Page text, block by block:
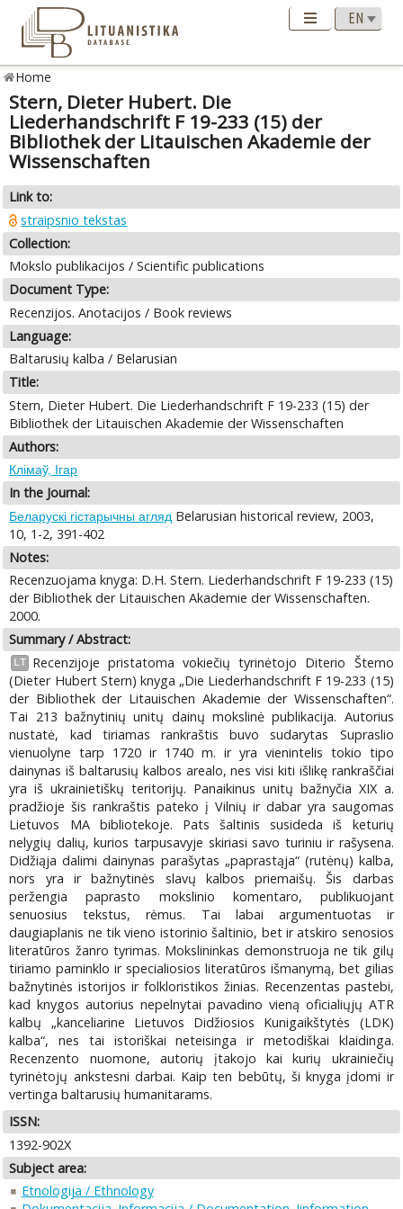
Home
Stern, Dieter Hubert. Die
Liederhandschrift F 19-233 (15) der
Bibliothek der Litauischen Akademie der
Wissenschaften
Link to:
straipsnio tekstas
Collection:
Mokslo publikacijos / Scientific publications
Document Type:
Recenzijos. Anotacijos / Book reviews
Language:
Baltarusių kalba / Belarusian
Title:
Stern, Dieter Hubert. Die Liederhandschrift F 19-233 (15) der
Bibliothek der Litauischen Akademie der Wissenschaften
Authors:
Клімаў, Ігар
In the Journal:
Беларускі гістарычны агляд Belarusian historical review, 2003,
10, 1-2, 391-402
Notes:
Recenzuojama knyga: D.H. Stern. Liederhandschrift F 19-233 (15)
der Bibliothek der Litauischen Akademie der Wissenschaften.
2000.
Summary / Abstract:
LT
Recenzijoje pristatoma vokiečių tyrinėtojo Diterio Šterno
(Dieter Hubert Stern) knyga „Die Liederhandschrift F 19-233 (15)
der Bibliothek der Litauischen Akademie der Wissenschaften“.
Tai 213 bažnytinių unitų dainų mokslinė publikacija. Autorius
nustatė, kad tiriamas rankraštis buvo sudarytas Supraslio
vienuolyne tarp 1720 ir 1740 m. ir yra vienintelis tokio tipo
dainynas iš baltarusių kalbos arealo, nes visi kiti išlikę rankraščiai
yra iš ukrainietiškų teritorijų. Panaikinus unitų bažnyčia XIX a.
pradžioje šis rankraštis pateko į Vilnių ir dabar yra saugomas
Lietuvos MA bibliotekoje. Pats šaltinis susideda iš keturių
nelygių dalių, kurios tarpusavyje skiriasi savo turiniu ir rašysena.
Didžiąja dalimi dainynas parašytas „paprastąja“ (rutėnų) kalba,
nors yra ir bažnytinės slavų kalbos priemaišų. Šis darbas
peržengia paprasto mokslinio komentaro, publikuojant
senuosius tekstus, rėmus. Tai labai argumentuotas ir
daugiaplanis ne tik vieno istorinio šaltinio, bet ir atskiro senosios
literatūros žanro tyrimas. Mokslininkas demonstruoja ne tik gilų
tiriamo paminklo ir specialiosios literatūros išmanymą, bet gilias
bažnytinės istorijos ir folkloristikos žinias. Recenzentas pastebi,
kad knygos autorius nepelnytai pavadino vieną oficialiųjų ATR
kalbų „kanceliarine Lietuvos Didžiosios Kunigaikštytės (LDK)
kalba“, nes tai istoriškai neteisinga ir metodiškai klaidinga.
Recenzento nuomone, autorių įtakojo kai kurių ukrainiečių
tyrinėtojų ankstesni darbai. Kaip ten bebūtų, ši knyga įdomi ir
vertinga baltarusių humanitarams.
ISSN:
1392-902X
Subject area:
Etnologija / Ethnology